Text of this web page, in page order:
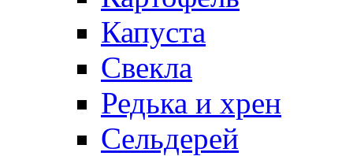
Капуста
Свекла
Редька и хрен
Сельдерей